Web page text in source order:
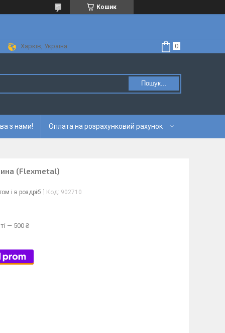
Кошик
Харків, Україна
Пошук...
з нами! Оплата на розрахунковий рахунок
(Flexmetal)
і в роздріб Код: 902710
— 500 ₴